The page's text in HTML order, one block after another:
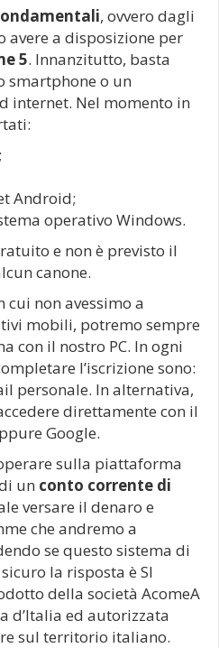
, ovvero dagli
a disposizione per
5. Innanzitutto, basta
smartphone o un
internet. Nel momento in
Android;
operativo Windows.
e non è previsto il
canone.
cui non avessimo a
mobili, potremo sempre
con il nostro PC. In ogni
l’iscrizione sono:
personale. In alternativa,
direttamente con il
Google.
sulla piattaforma
un conto corrente di
versare il denaro e
che andremo a
se questo sistema di
la risposta è SI
della società AcomeA
d’Italia ed autorizzata
sul territorio italiano.